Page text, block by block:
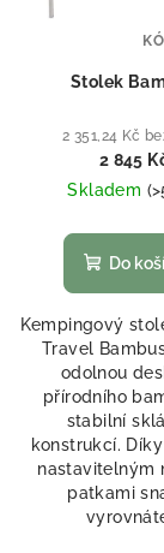
Stolek
2 351,24 Kč
2 845
Skladem (
Do
Kempingový
Travel
odolnou
přírodního
stabilní
konstrukcí.
nastavitelným
patkami